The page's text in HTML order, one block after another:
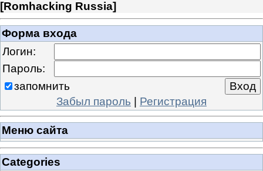
[Romhacking Russia]
Форма входа
Логин:
Пароль:
запомнить
Забыл пароль | Регистрация
Меню сайта
Categories